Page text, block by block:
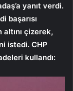
yanıt verdi.
başarısı
altını çizerek,
istedi. CHP
kullandı: